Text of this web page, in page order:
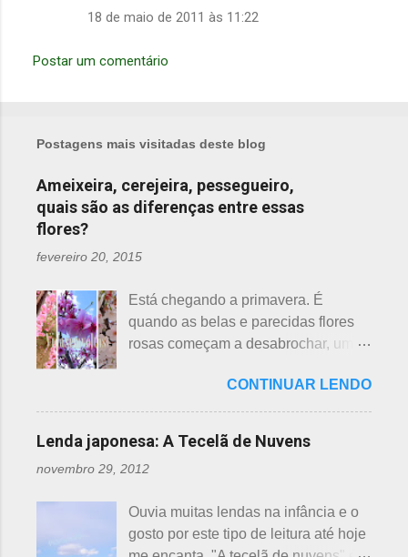
18 de maio de 2011 às 11:22
Postar um comentário
Postagens mais visitadas deste blog
Ameixeira, cerejeira, pessegueiro,
quais são as diferenças entre essas
flores?
fevereiro 20, 2015
Está chegando a primavera. É
quando as belas e parecidas flores
rosas começam a desabrochar, uma
fevereiro, a segunda em março e, no
final de março até abril, as cerejeiras.
Lembrando que o clima pode
ou atrasando a florescência. Também
identificação ou com o nome das
flores, pelas cores e algumas
CONTINUAR LENDO
Lenda japonesa: A Tecelã de Nuvens
novembro 29, 2012
Ouvia muitas lendas na infância e o
gosto por este tipo de leitura até hoje